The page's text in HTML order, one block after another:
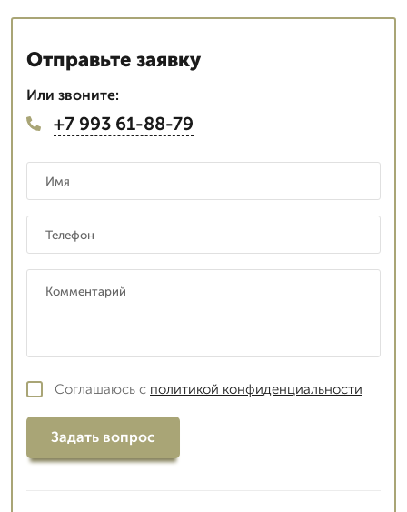
Отправьте заявку
Или звоните:
+7 993 61-88-79
Соглашаюсь с политикой конфиденциальности
Задать вопрос